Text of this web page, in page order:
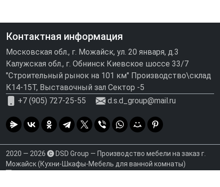
Контактная информация
Московская обл., г. Можайск, ул. 20 января, д.3
Калужская обл., г. Обнинск Киевское шоссе 33/7
"Строительный рынок на 101 км" Производство\склад
К14-15Т, Выставочный зал Сектор -5
+7 (905) 727-25-55
d.s.d_group@mail.ru
2020 — 2026
DSD Group — Производство мебели на заказ г.
Можайск (Кухни-Шкафы-Мебель для ванной комнаты)